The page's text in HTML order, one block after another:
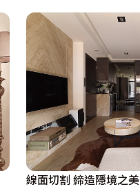
線面切割 締造隱境之美